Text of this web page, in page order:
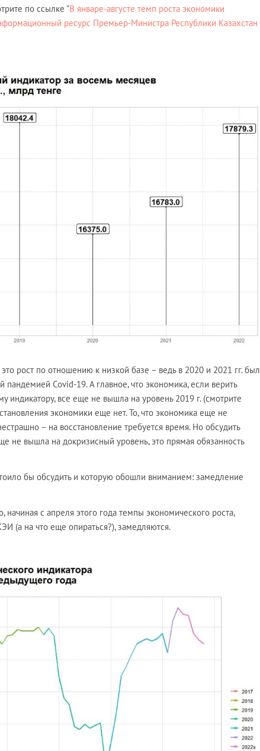
по ссылке "В январе-августе темп роста экономики
ресурс Премьер-Министра Республики Казахстан
рост по отношению к низкой базе – ведь в 2020 и 2021 гг. был
пандемией Covid-19. А главное, что экономика, если верить
индикатору, все еще не вышла на уровень 2019 г. (смотрите
экономики еще нет. То, что экономика еще не
– на восстановление требуется время. Но обсудить
не вышла на докризисный уровень, это прямая обязанность
бы обсудить и которую обошли вниманием: замедление
начиная с апреля этого года темпы экономического роста,
(а на что еще опираться?), замедляются.